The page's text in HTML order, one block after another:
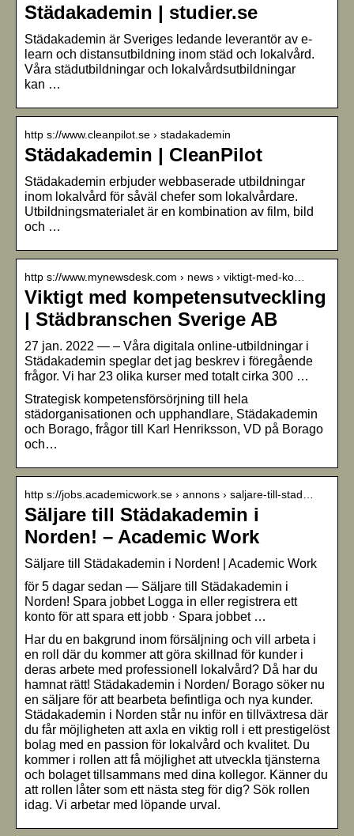
Städakademin | studier.se
Städakademin är Sveriges ledande leverantör av e-
learn och distansutbildning inom städ och lokalvård.
Våra städutbildningar och lokalvårdsutbildningar
kan …
http s://www.cleanpilot.se › stadakademin
Städakademin | CleanPilot
Städakademin erbjuder webbaserade utbildningar
inom lokalvård för såväl chefer som lokalvårdare.
Utbildningsmaterialet är en kombination av film, bild
och …
http s://www.mynewsdesk.com › news › viktigt-med-ko…
Viktigt med kompetensutveckling
| Städbranschen Sverige AB
27 jan. 2022 — – Våra digitala online-utbildningar i
Städakademin speglar det jag beskrev i föregående
frågor. Vi har 23 olika kurser med totalt cirka 300 …
Strategisk kompetensförsörjning till hela
städorganisationen och upphandlare, Städakademin
och Borago, frågor till Karl Henriksson, VD på Borago
och…
http s://jobs.academicwork.se › annons › saljare-till-stad…
Säljare till Städakademin i
Norden! – Academic Work
Säljare till Städakademin i Norden! | Academic Work
för 5 dagar sedan — Säljare till Städakademin i
Norden! Spara jobbet Logga in eller registrera ett
konto för att spara ett jobb · Spara jobbet …
Har du en bakgrund inom försäljning och vill arbeta i
en roll där du kommer att göra skillnad för kunder i
deras arbete med professionell lokalvård? Då har du
hamnat rätt! Städakademin i Norden/ Borago söker nu
en säljare för att bearbeta befintliga och nya kunder.
Städakademin i Norden står nu inför en tillväxtresa där
du får möjligheten att axla en viktig roll i ett prestigelöst
bolag med en passion för lokalvård och kvalitet. Du
kommer i rollen att få möjlighet att utveckla tjänsterna
och bolaget tillsammans med dina kollegor. Känner du
att rollen låter som ett nästa steg för dig? Sök rollen
idag. Vi arbetar med löpande urval.